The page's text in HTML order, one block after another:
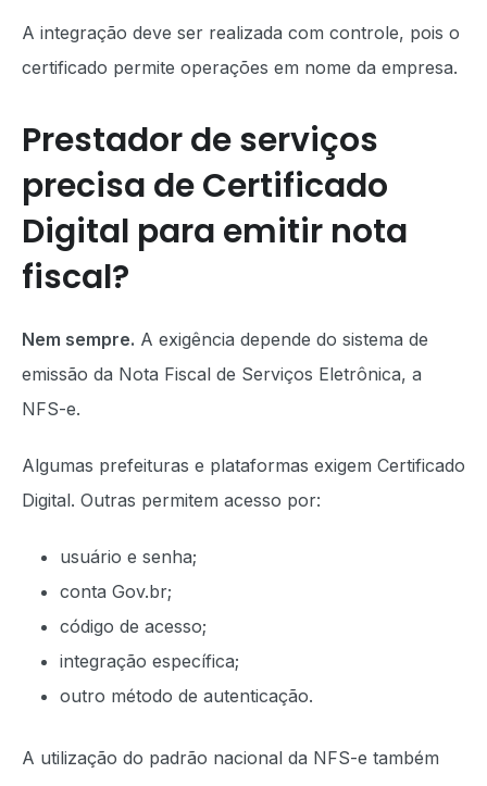
A integração deve ser realizada com controle, pois o
certificado permite operações em nome da empresa.
Prestador de serviços
precisa de Certificado
Digital para emitir nota
fiscal?
Nem sempre. A exigência depende do sistema de
emissão da Nota Fiscal de Serviços Eletrônica, a
NFS-e.
Algumas prefeituras e plataformas exigem Certificado
Digital. Outras permitem acesso por:
usuário e senha;
conta Gov.br;
código de acesso;
integração específica;
outro método de autenticação.
A utilização do padrão nacional da NFS-e também